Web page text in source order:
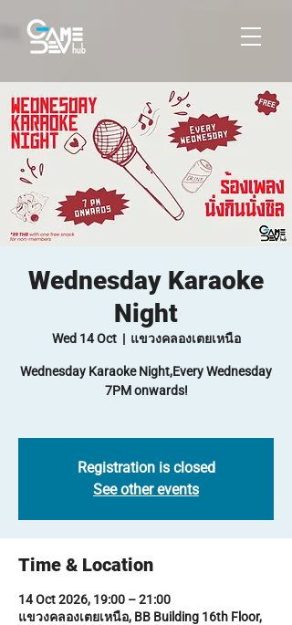
Wednesday Karaoke
Night
Wed 14 Oct
  |
แขวงคลองเตยเหนือ
Wednesday Karaoke Night,Every Wednesday
7PM onwards!
Registration is closed
See other events
Time & Location
14 Oct 2026, 19:00 – 21:00
แขวงคลองเตยเหนือ, BB Building 16th Floor,